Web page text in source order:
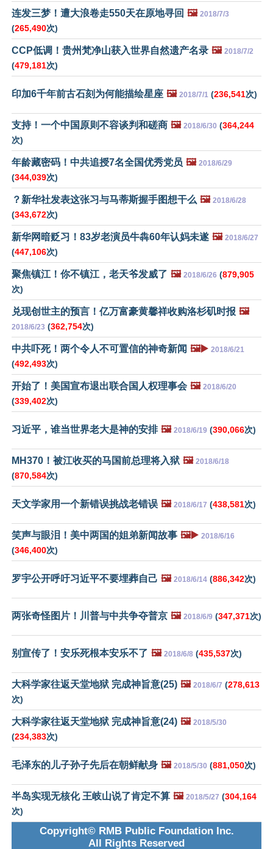
连发三梦！遭大浪卷走550天在原地寻回 🖼️ 2018/7/3
(265,490次)
CCP低调！贵州梵净山获入世界自然遗产名录 🖼️ 2018/7/2
(479,181次)
印加6千年前古石刻为何能描绘星座 🖼️ 2018/7/1 (236,541次)
支持！一个中国原则不容谈判和磋商 🖼️ 2018/6/30 (364,244
次)
年龄藏密码！中共追授7名全国优秀党员 🖼️ 2018/6/29
(344,039次)
？新华社发表这张习与马蒂斯握手图想干么 🖼️ 2018/6/28
(343,672次)
新华网暗贬习！83岁老演员牛犇60年认妈未遂 🖼️ 2018/6/27
(447,106次)
聚焦镇江！你不镇江，老天爷发威了 🖼️ 2018/6/26 (879,905
次)
兑现创世主的预言！亿万富豪黄馨祥收购洛杉矶时报 🖼️
2018/6/23 (362,754次)
中共吓死！两个令人不可置信的神奇新闻 🖼️▶️ 2018/6/21
(492,493次)
开始了！美国宣布退出联合国人权理事会 🖼️ 2018/6/20
(339,402次)
习近平，谁当世界老大是神的安排 🖼️ 2018/6/19 (390,066次)
MH370！被江收买的马国前总理将入狱 🖼️ 2018/6/18
(870,584次)
天文学家用一个新错误挑战老错误 🖼️ 2018/6/17 (438,581次)
笑声与眼泪！美中两国的姐弟新闻故事 🖼️▶️ 2018/6/16
(346,400次)
罗宇公开呼吁习近平不要埋葬自己 🖼️ 2018/6/14 (886,342次)
两张奇怪图片！川普与中共争夺普京 🖼️ 2018/6/9 (347,371次)
别宣传了！安乐死根本安乐不了 🖼️ 2018/6/8 (435,537次)
大科学家往返天堂地狱 完成神旨意(25) 🖼️ 2018/6/7 (278,613
次)
大科学家往返天堂地狱 完成神旨意(24) 🖼️ 2018/5/30
(234,383次)
毛泽东的儿子孙子先后在朝鲜献身 🖼️ 2018/5/30 (881,050次)
半岛实现无核化 王岐山说了肯定不算 🖼️ 2018/5/27 (304,164
次)
Copyright© RMB Public Foundation Inc.
All Rights Reserved